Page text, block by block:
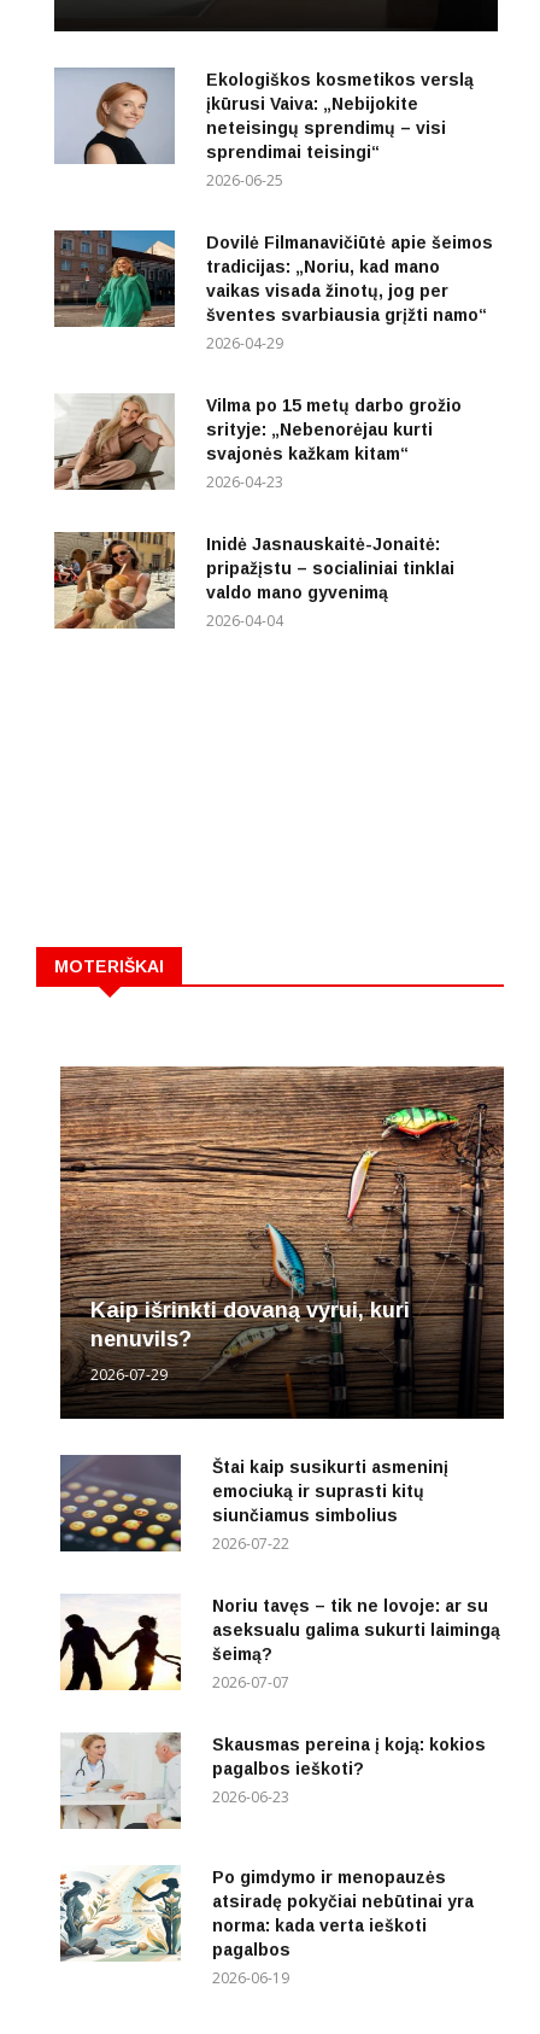
Ekologiškos kosmetikos verslą
įkūrusi Vaiva: „Nebijokite
neteisingų sprendimų – visi
sprendimai teisingi“
2026-06-25
Dovilė Filmanavičiūtė apie šeimos
tradicijas: „Noriu, kad mano
vaikas visada žinotų, jog per
šventes svarbiausia grįžti namo“
2026-04-29
Vilma po 15 metų darbo grožio
srityje: „Nebenorėjau kurti
svajonės kažkam kitam“
2026-04-23
Inidė Jasnauskaitė-Jonaitė:
pripažįstu – socialiniai tinklai
valdo mano gyvenimą
2026-04-04
MOTERIŠKAI
Kaip išrinkti dovaną vyrui, kuri
nenuvils?
2026-07-29
Štai kaip susikurti asmeninį
emociuką ir suprasti kitų
siunčiamus simbolius
2026-07-22
Noriu tavęs – tik ne lovoje: ar su
aseksualu galima sukurti laimingą
šeimą?
2026-07-07
Skausmas pereina į koją: kokios
pagalbos ieškoti?
2026-06-23
Po gimdymo ir menopauzės
atsiradę pokyčiai nebūtinai yra
norma: kada verta ieškoti
pagalbos
2026-06-19